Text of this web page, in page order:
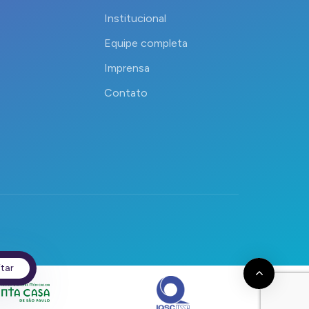
Institucional
Equipe completa
Imprensa
Contato